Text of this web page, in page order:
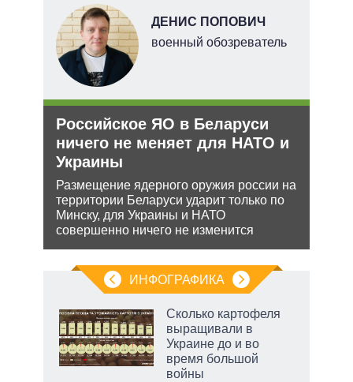
ДЕНИС ПОПОВИЧ
военный обозреватель
Российское ЯО в Беларуси
ничего не меняет для НАТО и
Украины
Размещение ядерного оружия россии на
территории Беларуси ударит только по
Минску, для Украины и НАТО
совершенно ничего не изменится
ИНФОГРАФИКА
Сколько картофеля
выращивали в
Украине до и во
время большой
войны